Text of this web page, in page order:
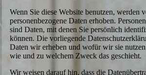
Wenn Sie diese Website benutzen, werden
personenbezogene Daten erhoben.
sind Daten, mit denen Sie persönlich
können. Die vorliegende
Daten wir erheben und wofür wir sie
wie und zu welchem Zweck das geschieht.
Wir weisen darauf hin, dass die